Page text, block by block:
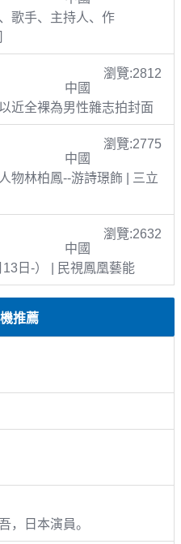
歌手、主持人、作
瀏覽:2812
中國
近全裸為男性雜志拍封面
瀏覽:2775
中國
物林柏鳳--游詩璟飾 | 三立
瀏覽:2632
中國
日-） | 民視鳳凰藝能
推薦
，日本演員。